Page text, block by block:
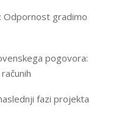
Odpornost gradimo
pogovora:
fazi projekta